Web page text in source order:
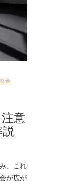
金
意
が広が